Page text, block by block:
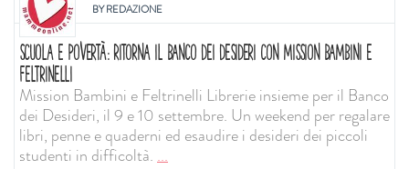
BYREDAZIONE
SCUOLA E POVERTÀ: RITORNA IL BANCO DEI DESIDERI CON MISSION BAMBINI E
FELTRINELLI
Mission Bambini e Feltrinelli Librerie insieme per il Banco
dei Desideri, il 9 e 10 settembre. Un weekend per regalare
libri, penne e quaderni ed esaudire i desideri dei piccoli
studenti in difficoltà....